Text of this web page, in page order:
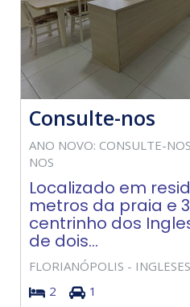
Consulte-nos
ANO NOVO: CONSULTE-
NOS
Localizado em
metros da praia e
centrinho dos
de dois...
FLORIANÓPOLIS - INGLESES
2
1